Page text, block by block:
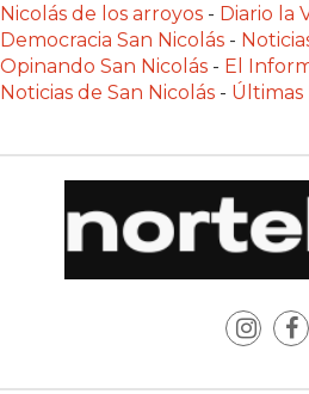
LA
MEJOR
PLATAFORMA?
ARGENTINA
Nicolás de los arroyos - Diario la
Democracia San Nicolás -
Opinando San Nicolás - El
Noticias de San Nicolás - Últimas